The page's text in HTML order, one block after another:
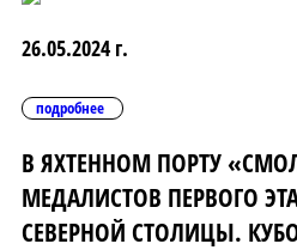
26.05.2024 г.
подробнее
В ЯХТЕННОМ ПОРТУ
МЕДАЛИСТОВ ПЕРВОГО
СЕВЕРНОЙ СТОЛИЦЫ.